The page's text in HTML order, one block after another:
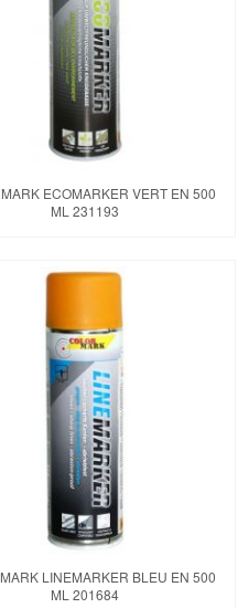
ECOMARKER VERT EN 500
ML 231193
LINEMARKER BLEU EN 500
ML 201684